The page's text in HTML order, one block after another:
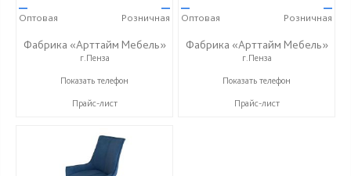
—
Оптовая
—
Розничная
Фабрика «Арттайм Мебель»
г.Пенза
+7 (800) 201-23-49
Показать телефон
Прайс-лист
—
Оптовая
—
Розничная
Фабрика «Арттайм Мебель»
г.Пенза
+7 (800) 201-23-49
Показать телефон
Прайс-лист